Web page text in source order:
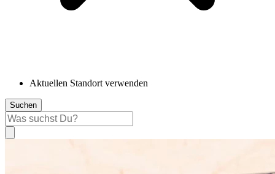
Aktuellen Standort verwenden
Suchen